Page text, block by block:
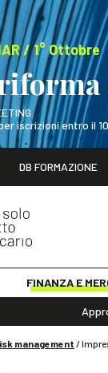
/ 1° Ottobre
iscrizioni entro il
DB FORMAZIONE
FINANZA E
management /